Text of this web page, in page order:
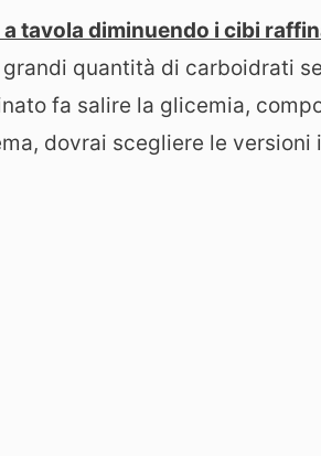
a tavola diminuendo i cibi
grandi quantità di carboidrati
fa salire la glicemia,
dovrai scegliere le